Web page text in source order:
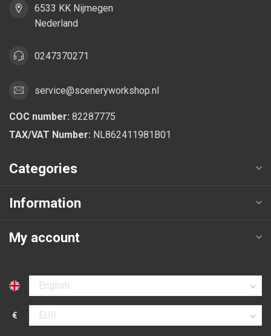
6533 KK Nijmegen
Nederland
0247370271
service@sceneryworkshop.nl
COC number: 82287775
TAX/VAT Number: NL862411981B01
Categories
Information
My account
Select language
€
Select currency